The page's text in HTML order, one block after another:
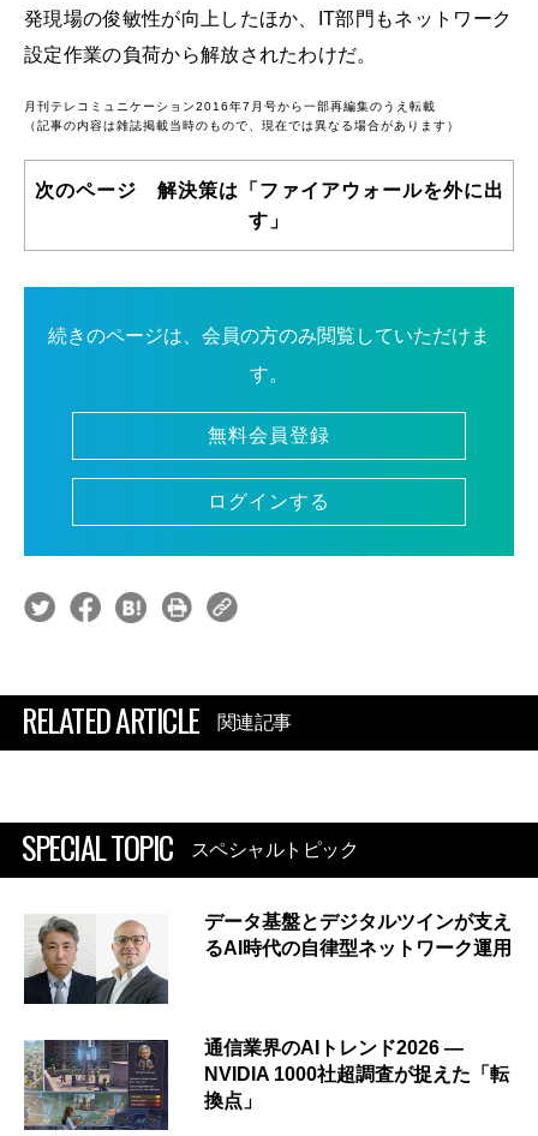
発現場の俊敏性が向上したほか、IT部門もネットワーク
設定作業の負荷から解放されたわけだ。
月刊テレコミュニケーション2016年7月号から一部再編集のうえ転載
（記事の内容は雑誌掲載当時のもので、現在では異なる場合があります）
次のページ 解決策は「ファイアウォールを外に出
す」
続きのページは、会員の方のみ閲覧していただけま
す。
無料会員登録
ログインする
RELATED ARTICLE 関連記事
SPECIAL TOPIC スペシャルトピック
データ基盤とデジタルツインが支え
るAI時代の自律型ネットワーク運用
通信業界のAIトレンド2026 ―
NVIDIA 1000社超調査が捉えた「転
換点」